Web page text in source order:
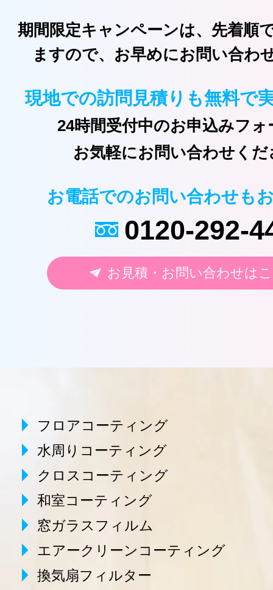
期間限定キャンペーンは、先着順
ますので、お早めにお問い合わ
現地での訪問見積りも無料で
24時間受付中のお申込みフォ
お気軽にお問い合わせくだ
お電話でのお問い合わせも
0120-292-
お見積・お問い合わせは
フロアコーティング
水周りコーティング
クロスコーティング
和室コーティング
窓ガラスフィルム
エアークリーンコーティング
換気扇フィルター